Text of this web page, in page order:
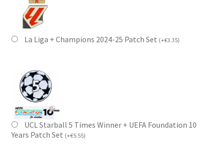
La Liga + Champions 2024-25 Patch Set (+€3.35)
UCL Starball 5 Times Winner + UEFA Foundation 10
Years Patch Set (+€5.55)